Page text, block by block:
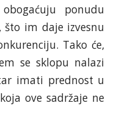
ponudu
im daje izvesnu
Tako će,
se sklopu nalazi
imati prednost u
ove sadržaje ne